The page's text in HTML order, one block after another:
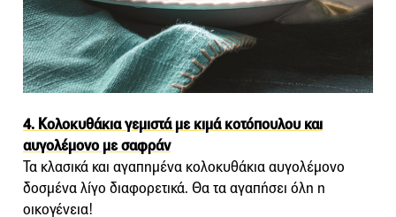
4. Κολοκυθάκια γεμιστά με κιμά κοτόπουλου και
αυγολέμονο με σαφράν
Τα κλασικά και αγαπημένα κολοκυθάκια αυγολέμονο
δοσμένα λίγο διαφορετικά. Θα τα αγαπήσει όλη η
οικογένεια!